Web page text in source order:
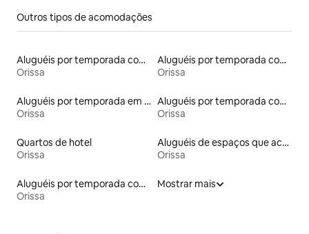
Outros tipos de acomodações
Aluguéis por temporada com banheira de hidromassagem
Orissa
Aluguéis por temporada com acesso à praia
Orissa
Aluguéis por temporada em hotéis-fazenda
Orissa
Aluguéis por temporada com café da manhã
Orissa
Quartos de hotel
Orissa
Aluguéis de espaços que aceitam animais de estimação
Orissa
Aluguéis por temporada com acesso ao lago
Orissa
Mostrar mais